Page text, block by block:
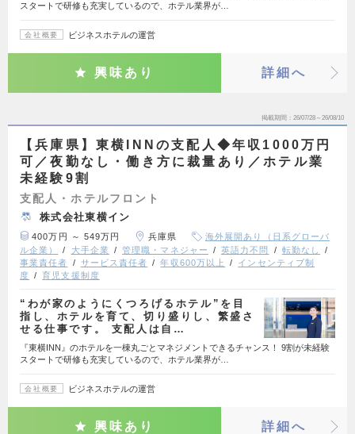
スタートで研修も充実しているので、ホテル業界が…
会社概要 ビジネスホテルの運営
興味あり 詳細へ
掲載期間 26/07/28～26/08/10
【兵庫県】東横INNの支配人◆年収1000万円
可／夜勤なし・働き方に裁量あり／ホテル業
未経験9割
支配人・ホテルフロント
株式会社東横イン
400万円 ～ 549万円 兵庫県
海外展開あり（日系グローバ
ル企業）
大手企業 管理職・マネジャー 英語力不問
転勤なし
事業責任者
サービス責任者 年収600万以上
インセンティブ制
度
育児支援制度
“わが家のようにくつろげるホテル”を目
指し、ホテルを育て、切り盛りし、繁盛さ
せる仕事です。 支配人は自…
『東横INN』のホテルを一棟丸ごとマネジメントできるチャンス！ 9割が未経験
スタートで研修も充実しているので、ホテル業界が…
会社概要 ビジネスホテルの運営
興味あり 詳細へ